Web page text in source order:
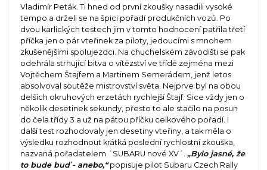
Vladimír Peták. Ti hned od první zkoušky nasadili vysoké
tempo a drželi se na špici pořadí produkčních vozů. Po
dvou karlických testech jim v tomto hodnocení patřila třetí
příčka jen o pár vteřinek za piloty, jedoucími s mnohem
zkušenějšími spolujezdci. Na chuchelském závodišti se pak
odehrála strhující bitva o vítězství ve třídě zejména mezi
Vojtěchem Štajfem a Martinem Semerádem, jenž letos
absolvoval soutěže mistrovství světa. Nejprve byl na obou
delších okruhových erzetách rychlejší Štajf. Sice vždy jen o
několik desetinek sekundy, přesto to ale stačilo na posun
do čela třídy 3 a už na pátou příčku celkového pořadí. I
další test rozhodovaly jen desetiny vteřiny, a tak měla o
výsledku rozhodnout krátká poslední rychlostní zkouška,
nazvaná pořadatelem ´SUBARU nové XV´. „Bylo jasné, že
to bude buď - anebo,“popisuje pilot Subaru Czech Rally